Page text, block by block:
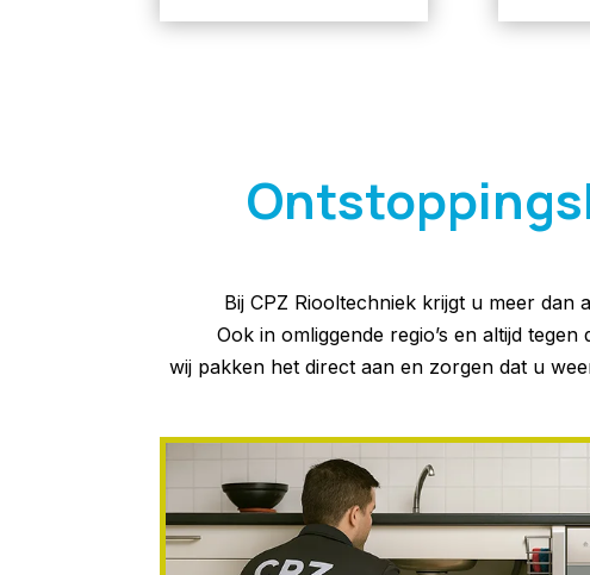
Bij CPZ Riooltechniek krijgt u meer dan
Ook in omliggende regio’s en altijd
wij pakken het direct aan en zorgen dat u